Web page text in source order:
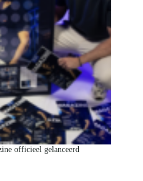
officieel gelanceerd